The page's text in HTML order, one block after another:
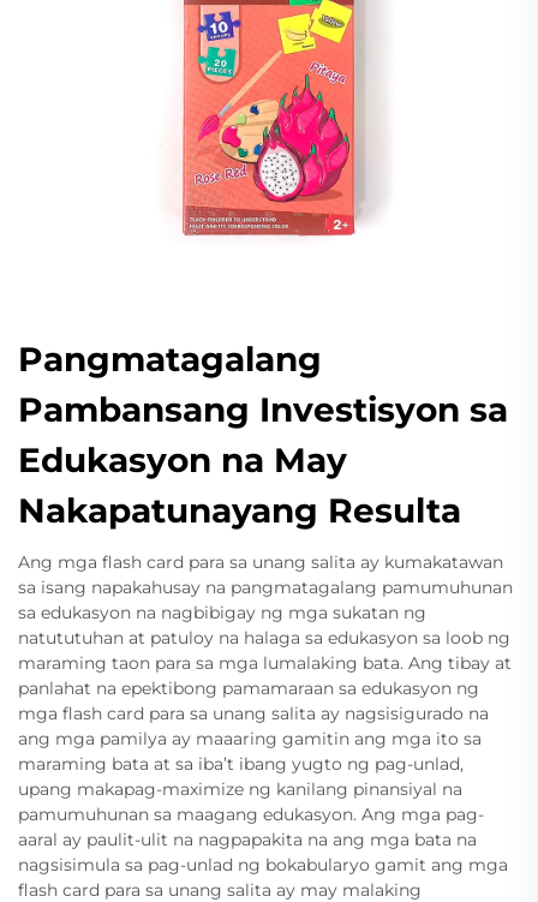
Pangmatagalang
Pambansang Investisyon sa
Edukasyon na May
Nakapatunayang Resulta
Ang mga flash card para sa unang salita ay kumakatawan
sa isang napakahusay na pangmatagalang pamumuhunan
sa edukasyon na nagbibigay ng mga sukatan ng
natututuhan at patuloy na halaga sa edukasyon sa loob ng
maraming taon para sa mga lumalaking bata. Ang tibay at
panlahat na epektibong pamamaraan sa edukasyon ng
mga flash card para sa unang salita ay nagsisigurado na
ang mga pamilya ay maaaring gamitin ang mga ito sa
maraming bata at sa iba’t ibang yugto ng pag-unlad,
upang makapag-maximize ng kanilang pinansiyal na
pamumuhunan sa maagang edukasyon. Ang mga pag-
aaral ay paulit-ulit na nagpapakita na ang mga bata na
nagsisimula sa pag-unlad ng bokabularyo gamit ang mga
flash card para sa unang salita ay may malaking